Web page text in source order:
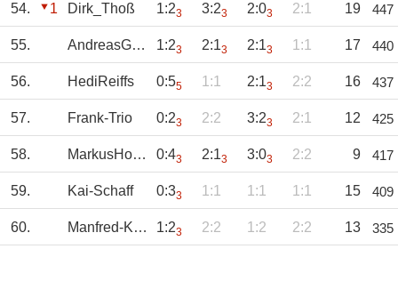
54. 1 Dirk_Thoß 1:23 3:23 2:03 2:1 19 447
55. AndreasGeuer 1:23 2:13 2:13 1:1 17 440
56. HediReiffs 0:55 1:1 2:13 2:2 16 437
57. Frank-Trio 0:23 2:2 3:23 2:1 12 425
58. MarkusHombach 0:43 2:13 3:03 2:2 9 417
59. Kai-Schaff 0:33 1:1 1:1 1:1 15 409
60. Manfred-Kleist 1:23 2:2 1:2 2:2 13 335